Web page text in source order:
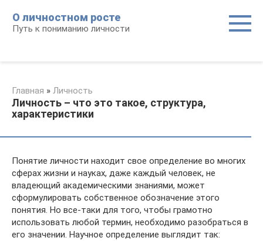
контенту
О личностном росте
Путь к пониманию личности
Главная » Личность
Личность – что это такое, структура,
характеристики
Понятие личности находит свое определение во многих
сферах жизни и науках, даже каждый человек, не
владеющий академическими знаниями, может
сформулировать собственное обозначение этого
понятия. Но все-таки для того, чтобы грамотно
использовать любой термин, необходимо разобраться в
его значении. Научное определение выглядит так: